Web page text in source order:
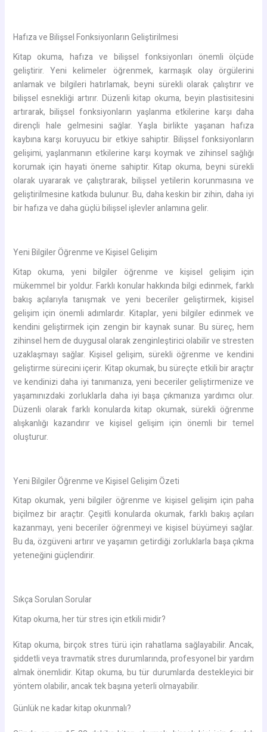
Hafıza ve Bilişsel Fonksiyonların Geliştirilmesi
Kitap okuma, hafıza ve bilişsel fonksiyonları önemli ölçüde
geliştirir. Yeni kelimeler öğrenmek, karmaşık olay örgülerini
anlamak ve bilgileri hatırlamak, beyni sürekli olarak çalıştırır ve
bilişsel esnekliği artırır. Düzenli kitap okuma, beyin plastisitesini
artırarak, bilişsel fonksiyonların yaşlanma etkilerine karşı daha
dirençli hale gelmesini sağlar. Yaşla birlikte yaşanan hafıza
kaybına karşı koruyucu bir etkiye sahiptir. Bilişsel fonksiyonların
gelişimi, yaşlanmanın etkilerine karşı koymak ve zihinsel sağlığı
korumak için hayati öneme sahiptir. Kitap okuma, beyni sürekli
olarak uyararak ve çalıştırarak, bilişsel yetilerin korunmasına ve
geliştirilmesine katkıda bulunur. Bu, daha keskin bir zihin, daha iyi
bir hafıza ve daha güçlü bilişsel işlevler anlamına gelir.
Yeni Bilgiler Öğrenme ve Kişisel Gelişim
Kitap okuma, yeni bilgiler öğrenme ve kişisel gelişim için
mükemmel bir yoldur. Farklı konular hakkında bilgi edinmek, farklı
bakış açılarıyla tanışmak ve yeni beceriler geliştirmek, kişisel
gelişim için önemli adımlardır. Kitaplar, yeni bilgiler edinmek ve
kendini geliştirmek için zengin bir kaynak sunar. Bu süreç, hem
zihinsel hem de duygusal olarak zenginleştirici olabilir ve stresten
uzaklaşmayı sağlar. Kişisel gelişim, sürekli öğrenme ve kendini
geliştirme sürecini içerir. Kitap okumak, bu süreçte etkili bir araçtır
ve kendinizi daha iyi tanımanıza, yeni beceriler geliştirmenize ve
yaşamınızdaki zorluklarla daha iyi başa çıkmanıza yardımcı olur.
Düzenli olarak farklı konularda kitap okumak, sürekli öğrenme
alışkanlığı kazandırır ve kişisel gelişim için önemli bir temel
oluşturur.
Yeni Bilgiler Öğrenme ve Kişisel Gelişim Özeti
Kitap okumak, yeni bilgiler öğrenme ve kişisel gelişim için paha
biçilmez bir araçtır. Çeşitli konularda okumak, farklı bakış açıları
kazanmayı, yeni beceriler öğrenmeyi ve kişisel büyümeyi sağlar.
Bu da, özgüveni artırır ve yaşamın getirdiği zorluklarla başa çıkma
yeteneğini güçlendirir.
Sıkça Sorulan Sorular
Kitap okuma, her tür stres için etkili midir?
Kitap okuma, birçok stres türü için rahatlama sağlayabilir. Ancak,
şiddetli veya travmatik stres durumlarında, profesyonel bir yardım
almak önemlidir. Kitap okuma, bu tür durumlarda destekleyici bir
yöntem olabilir, ancak tek başına yeterli olmayabilir.
Günlük ne kadar kitap okunmalı?